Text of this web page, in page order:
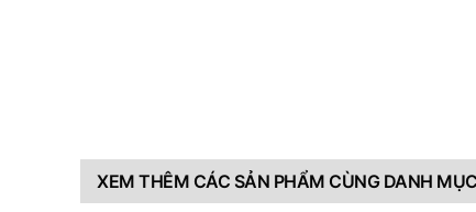
XEM THÊM CÁC SẢN PHẨM CÙNG DANH MỤC